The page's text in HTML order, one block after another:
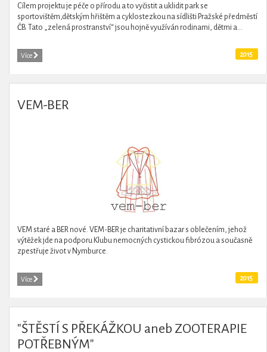
Cílem projektu je péče o přírodu a to vyčistit a uklidit park se
sportovištěm,dětským hřištěm a cyklostezkou na sídlišti Pražské předměstí
ČB. Tato „zelená prostranství“ jsou hojně využíván rodinami, dětmi a...
Více 2015
VEM-BER
VEM staré a BER nové. VEM-BER je charitativní bazar s oblečením, jehož
výtěžek jde na podporu Klubu nemocných cystickou fibrózou a současně
zpestřuje život v Nymburce.
Více 2015
"ŠTĚSTÍ S PŘEKÁŽKOU aneb ZOOTERAPIE
POTŘEBNÝM"